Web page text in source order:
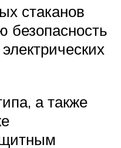
стаканов
безопасность
а также